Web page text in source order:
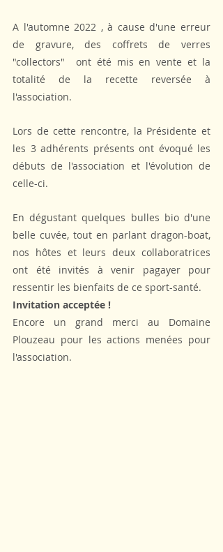
A l'automne 2022 , à cause d'une erreur
de gravure, des coffrets de verres
"collectors"  ont été mis en vente et la
totalité de la recette reversée à
l'association.
Lors de cette rencontre, la Présidente et
les 3 adhérents présents ont évoqué les
débuts de l'association et l'évolution de
celle-ci.
En dégustant quelques bulles bio d'une
belle cuvée, tout en parlant dragon-boat,
nos hôtes et leurs deux collaboratrices
ont été invités à venir pagayer pour
ressentir les bienfaits de ce sport-santé.
Invitation acceptée !
Encore un grand merci au Domaine
Plouzeau pour les actions menées pour
l'association.